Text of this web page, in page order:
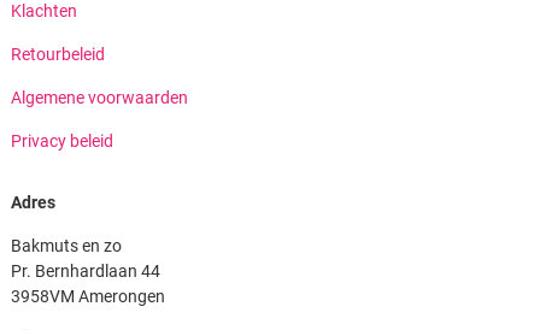
Klachten
Retourbeleid
Algemene voorwaarden
Privacy beleid
Adres
Bakmuts en zo
Pr. Bernhardlaan 44
3958VM Amerongen